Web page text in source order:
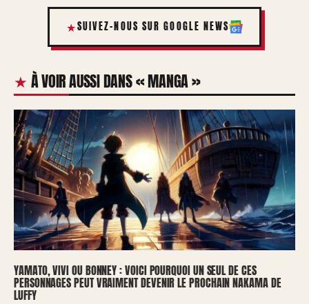
SUIVEZ-NOUS SUR GOOGLE NEWS
À VOIR AUSSI DANS « MANGA »
YAMATO, VIVI OU BONNEY : VOICI POURQUOI UN SEUL DE CES
PERSONNAGES PEUT VRAIMENT DEVENIR LE PROCHAIN NAKAMA DE
LUFFY